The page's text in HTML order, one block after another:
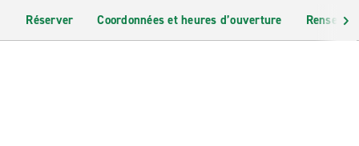
Réserver Coordonnées et heures d’ouverture